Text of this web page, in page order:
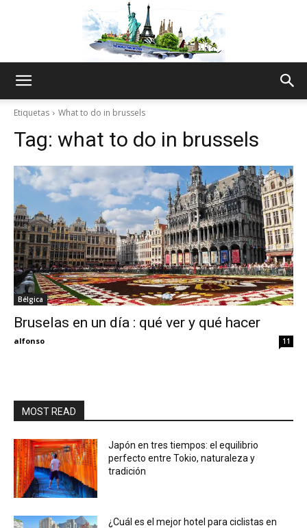
Thru
My
Etiquetas What to do in brussels
Tag: what to do in brussels
Bélgica
Bruselas en un día : qué ver y qué hacer
alfonso 11
MOST READ
Japón en tres tiempos: el equilibrio
perfecto entre Tokio, naturaleza y
tradición
¿Cuál es el mejor hotel para ciclistas en